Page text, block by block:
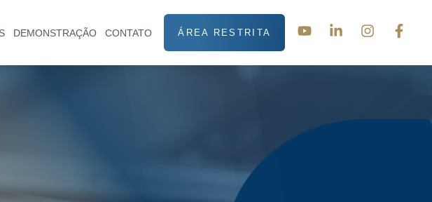
DEMONSTRAÇÃO CONTATO ÁREA RESTRITA